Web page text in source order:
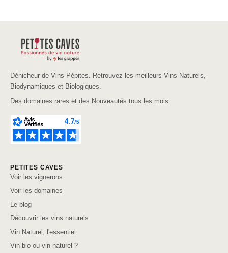
Dénicheur de Vins Pépites. Retrouvez les meilleurs Vins Naturels,
Biodynamiques et Biologiques.
Des domaines rares et des Nouveautés tous les mois.
PETITES CAVES
Voir les vignerons
Voir les domaines
Le blog
Découvrir les vins naturels
Vin Naturel, l'essentiel
Vin bio ou vin naturel ?